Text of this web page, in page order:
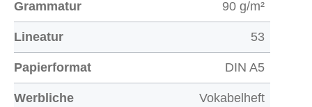
Grammatur 90 g/m²
Lineatur 53
Papierformat DIN A5
Werbliche
Vokabelheft